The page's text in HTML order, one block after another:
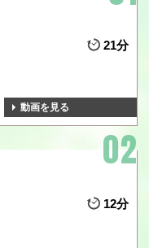
21分
動画を見る
12分